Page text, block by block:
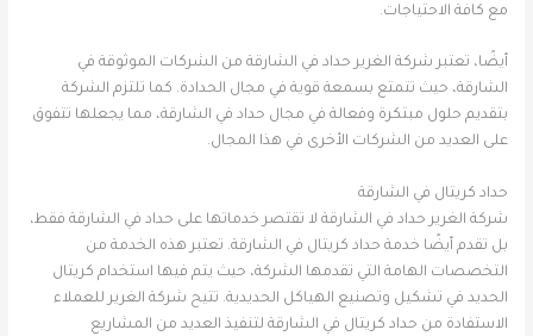
مع كافة الاحتياجات.
أيضًا، تعتبر شركة الغرير حداد في الشارقة من الشركات الموثوقة في
الشارقة، حيث تتمتع بسمعة قوية في مجال الحدادة. كما تلتزم الشركة
بتقديم حلول مبتكرة وفعالة في مجال حداد في الشارقة، مما يجعلها تتفوق
على العديد من الشركات الأخرى في هذا المجال.
حداد كريتال في الشارقة
شركة الغرير حداد في الشارقة لا تقتصر خدماتها على حداد في الشارقة فقط،
بل تقدم أيضًا خدمة حداد كريتال في الشارقة. تعتبر هذه الخدمة من
التخصصات الهامة التي تقدمها الشركة، حيث يتم فيها استخدام كريتال
الحديد في تشكيل وتصنيع الهياكل الحديدية. تتيح شركة الغرير للعملاء
الاستفادة من حداد كريتال في الشارقة لتنفيذ العديد من المشاريع